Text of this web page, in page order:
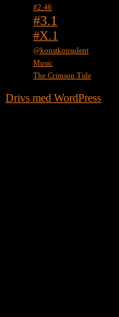
#2.46
#3.1
#X.1
@konstkonsulent
Music
The Crimson Tide
Drivs med WordPress